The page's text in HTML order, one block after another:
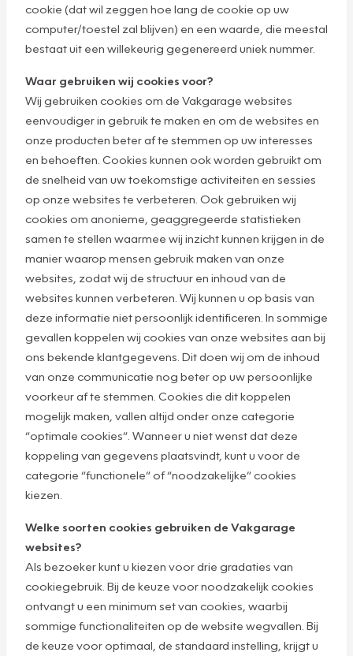
cookie (dat wil zeggen hoe lang de cookie op uw
computer/toestel zal blijven) en een waarde, die meestal
bestaat uit een willekeurig gegenereerd uniek nummer.
Waar gebruiken wij cookies voor?
Wij gebruiken cookies om de Vakgarage websites
eenvoudiger in gebruik te maken en om de websites en
onze producten beter af te stemmen op uw interesses
en behoeften. Cookies kunnen ook worden gebruikt om
de snelheid van uw toekomstige activiteiten en sessies
op onze websites te verbeteren. Ook gebruiken wij
cookies om anonieme, geaggregeerde statistieken
samen te stellen waarmee wij inzicht kunnen krijgen in de
manier waarop mensen gebruik maken van onze
websites, zodat wij de structuur en inhoud van de
websites kunnen verbeteren. Wij kunnen u op basis van
deze informatie niet persoonlijk identificeren. In sommige
gevallen koppelen wij cookies van onze websites aan bij
ons bekende klantgegevens. Dit doen wij om de inhoud
van onze communicatie nog beter op uw persoonlijke
voorkeur af te stemmen. Cookies die dit koppelen
mogelijk maken, vallen altijd onder onze categorie
“optimale cookies”. Wanneer u niet wenst dat deze
koppeling van gegevens plaatsvindt, kunt u voor de
categorie “functionele” of “noodzakelijke” cookies
kiezen.
Welke soorten cookies gebruiken de Vakgarage
websites?
Als bezoeker kunt u kiezen voor drie gradaties van
cookiegebruik. Bij de keuze voor noodzakelijk cookies
ontvangt u een minimum set van cookies, waarbij
sommige functionaliteiten op de website wegvallen. Bij
de keuze voor optimaal, de standaard instelling, krijgt u